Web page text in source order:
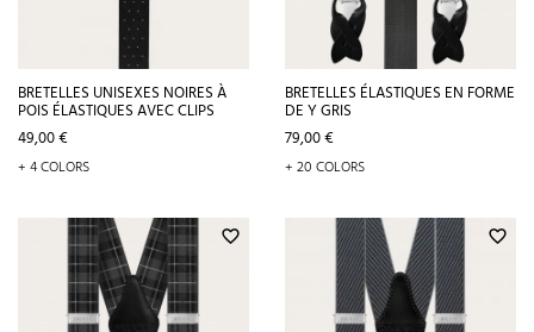
BRETELLES UNISEXES NOIRES À
POIS ÉLASTIQUES AVEC CLIPS
Prix
49,00 €
+ 4 COLORS
BRETELLES ÉLASTIQUES EN FORME
DE Y GRIS
Prix
79,00 €
+ 20 COLORS
favorite_border favorite_border